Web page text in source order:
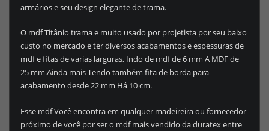
armários e seu design elegante de trama.
O mdf Titânio trama e muito usado por projetista por seu baixo
custo no mercado e ter diversos acabamentos e espessuras de
mdf e fitas de varias larguras, Indo de mdf de 6 mm A MDF de
25 mm.Ainda mais Tendo também fita de borda para
acabamento desde 22 mm Há 10 cm.
Esse mdf Você encontra em qualquer madeireira ou fornecedor
próximo de você por ser o mdf mais vendido da duratex entre